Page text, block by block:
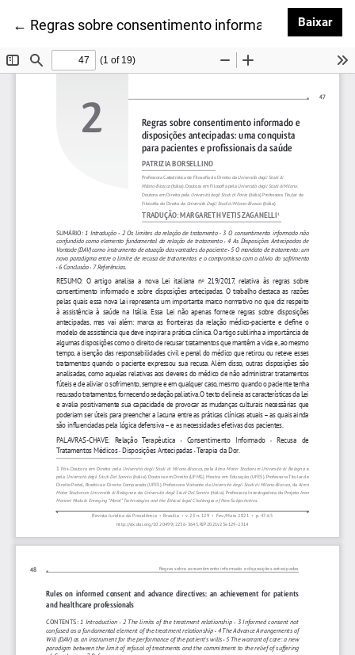
← Voltar aos Detalhes do Artigo
Regras sobre consentimento informado e Baixar